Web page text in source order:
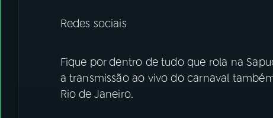
Redes sociais
Fique por dentro de tudo que rola na
a transmissão ao vivo do carnaval
Rio de Janeiro.